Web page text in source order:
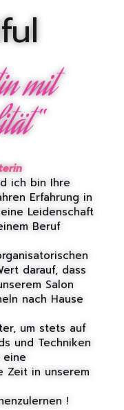
mit
ich bin Ihre
Erfahrung in
Leidenschaft
Beruf
darauf, dass
Salon
nach Hause
um stets auf
und Techniken
eine
Zeit in unserem
!